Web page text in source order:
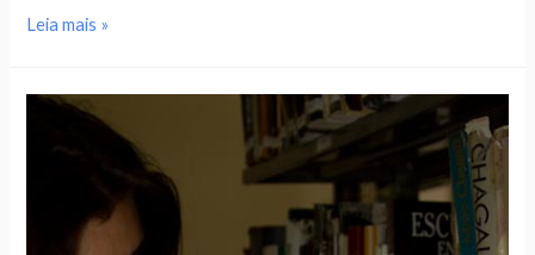
Leia mais »